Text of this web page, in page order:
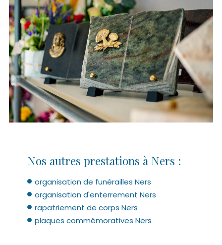
Nos autres prestations à Ners :
organisation de funérailles Ners
organisation d'enterrement Ners
rapatriement de corps Ners
plaques commémoratives Ners